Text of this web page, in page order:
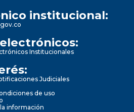
institucional:
Institucionales
Judiciales
de uso
información